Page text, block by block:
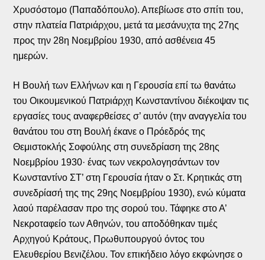
Χρυσόστομο (Παπαδόπουλο). Απεβίωσε στο σπίτι του,
στην πλατεία Πατριάρχου, μετά τα μεσάνυχτα της 27ης
προς την 28η Νοεμβρίου 1930, από ασθένεια 45
ημερών.
Η Βουλή των Ελλήνων και η Γερουσία επί τω θανάτω
του Οικουμενικού Πατριάρχη Κωνσταντίνου διέκοψαν τις
εργασίες τους αναφερθείσες σ’ αυτόν (την αναγγελία του
θανάτου του στη Βουλή έκανε ο Πρόεδρός της
Θεμιστοκλής Σοφούλης στη συνεδρίαση της 28ης
Νοεμβρίου 1930· ένας των νεκρολογησάντων τον
Κωνσταντίνο ΣΤ’ στη Γερουσία ήταν ο Στ. Κρητικάς στη
συνεδρίασή της της 29ης Νοεμβρίου 1930), ενώ κύματα
λαού παρέλασαν προ της σορού του. Τάφηκε στο Α’
Νεκροταφείο των Αθηνών, του αποδόθηκαν τιμές
Αρχηγού Κράτους, Πρωθυπουργού όντος του
Ελευθερίου Βενιζέλου. Τον επικήδειο λόγο εκφώνησε ο